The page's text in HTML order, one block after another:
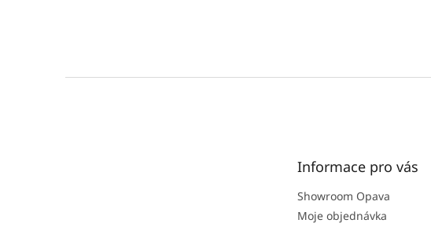
Informace pro vás
Showroom Opava
Moje objednávka